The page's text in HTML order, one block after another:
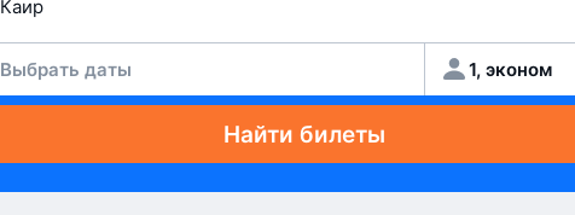
Выбрать даты 1, эконом
Найти билеты